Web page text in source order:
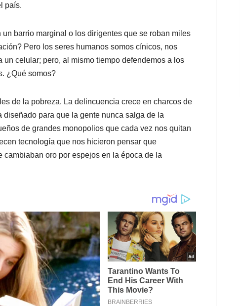
país.
barrio marginal o los dirigentes que se roban miles
Pero los seres humanos somos cínicos, nos
celular; pero, al mismo tiempo defendemos a los
¿Qué somos?
de la pobreza. La delincuencia crece en charcos de
para que la gente nunca salga de la
de grandes monopolios que cada vez nos quitan
tecnología que nos hicieron pensar que
oro por espejos en la época de la